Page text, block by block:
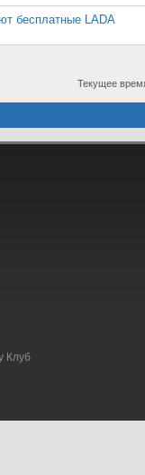
бесплатные LADA
Текущее
Клуб